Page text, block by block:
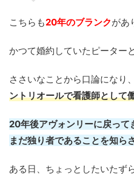
こちらも20年のブランクがあ
かつて婚約していたピーター
ささいなことから口論になり、
ントリオールで看護師として
20年後アヴォンリーに戻っ
まだ独り者であることを知ら
ある日、ちょっとしたいたず